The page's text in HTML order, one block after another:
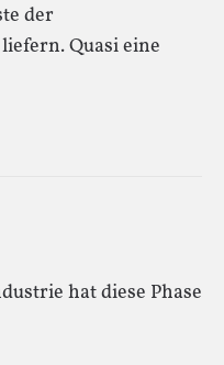
der
Quasi eine
hat diese Phase